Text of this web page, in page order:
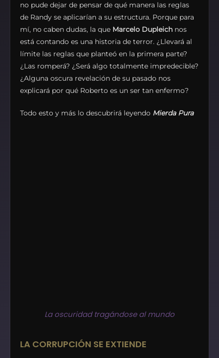
no pude dejar de pensar de qué manera las reglas
de Randy se aplicarían a su estructura. Porque para
mí, no caben dudas, la que Marcelo Dupleich nos
está contando es una historia de terror. ¿Llevará al
límite las reglas que planteó en la primera parte?
¿Las romperá? ¿Será algo totalmente impredecible?
¿Alguna oscura revelación de su pasado nos
explicará por qué Roberto es un ser tan enfermo?
Todo esto y más lo descubrirá leyendo Mierda Pura
La oscuridad tragándose al mundo
LA CORRUPCIÓN SE EXTIENDE